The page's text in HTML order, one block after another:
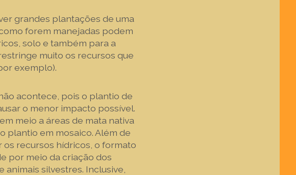
grandes plantações de uma
forem manejadas podem
solo e também para a
muito os recursos que
exemplo).
acontece, pois o plantio de
o menor impacto possível.
meio a áreas de mata nativa
plantio em mosaico. Além de
recursos hídricos, o formato
por meio da criação dos
silvestres. Inclusive,